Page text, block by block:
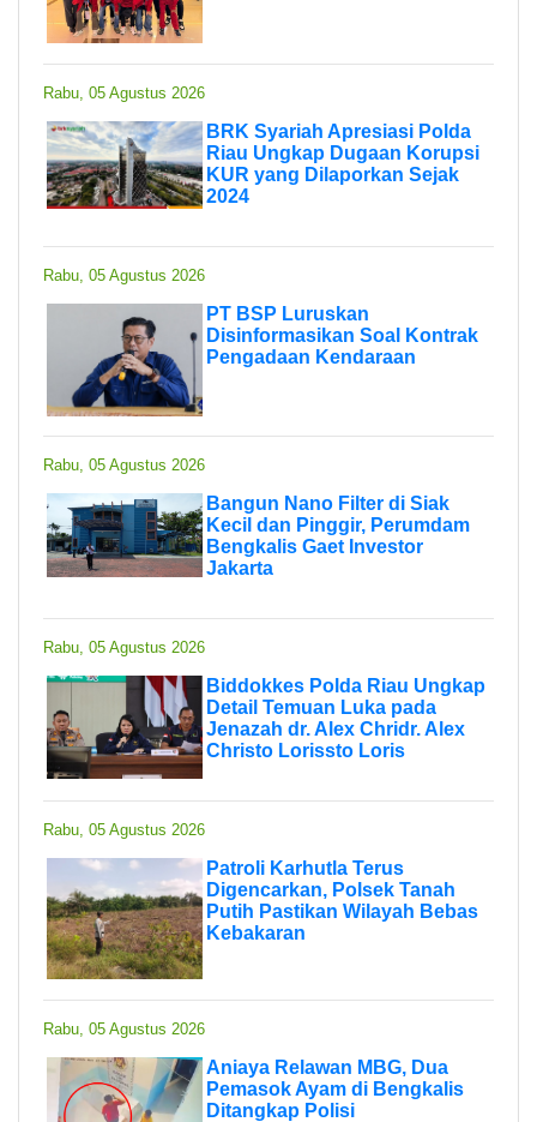
Rabu, 05 Agustus 2026
BRK Syariah Apresiasi Polda
Riau Ungkap Dugaan Korupsi
KUR yang Dilaporkan Sejak
2024
Rabu, 05 Agustus 2026
PT BSP Luruskan
Disinformasikan Soal Kontrak
Pengadaan Kendaraan
Rabu, 05 Agustus 2026
Bangun Nano Filter di Siak
Kecil dan Pinggir, Perumdam
Bengkalis Gaet Investor
Jakarta
Rabu, 05 Agustus 2026
Biddokkes Polda Riau Ungkap
Detail Temuan Luka pada
Jenazah dr. Alex Chridr. Alex
Christo Lorissto Loris
Rabu, 05 Agustus 2026
Patroli Karhutla Terus
Digencarkan, Polsek Tanah
Putih Pastikan Wilayah Bebas
Kebakaran
Rabu, 05 Agustus 2026
Aniaya Relawan MBG, Dua
Pemasok Ayam di Bengkalis
Ditangkap Polisi